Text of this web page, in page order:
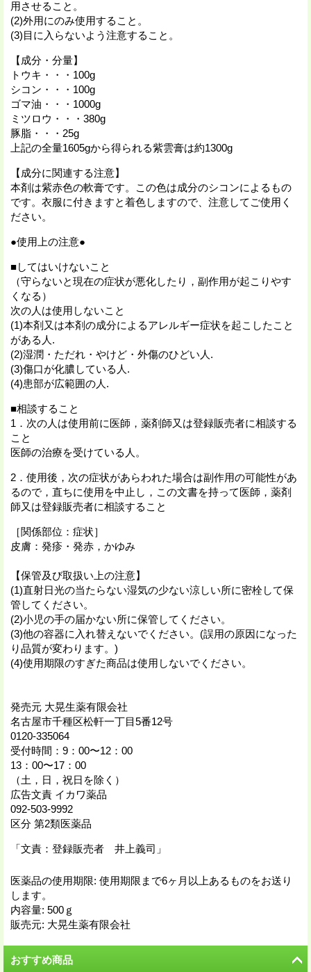
用させること。
(2)外用にのみ使用すること。
(3)目に入らないよう注意すること。
【成分・分量】
トウキ・・・100g
シコン・・・100g
ゴマ油・・・1000g
ミツロウ・・・380g
豚脂・・・25g
上記の全量1605gから得られる紫雲膏は約1300g
【成分に関連する注意】
本剤は紫赤色の軟膏です。この色は成分のシコンによるもの
です。衣服に付きますと着色しますので、注意してご使用く
ださい。
●使用上の注意●
■してはいけないこと
（守らないと現在の症状が悪化したり，副作用が起こりやす
くなる）
次の人は使用しないこと
(1)本剤又は本剤の成分によるアレルギー症状を起こしたこと
がある人.
(2)湿潤・ただれ・やけど・外傷のひどい人.
(3)傷口が化膿している人.
(4)患部が広範囲の人.
■相談すること
1．次の人は使用前に医師，薬剤師又は登録販売者に相談する
こと
医師の治療を受けている人。
2．使用後，次の症状があらわれた場合は副作用の可能性があ
るので，直ちに使用を中止し，この文書を持って医師，薬剤
師又は登録販売者に相談すること
［関係部位：症状］
皮膚：発疹・発赤，かゆみ
【保管及び取扱い上の注意】
(1)直射日光の当たらない湿気の少ない涼しい所に密栓して保
管してください。
(2)小児の手の届かない所に保管してください。
(3)他の容器に入れ替えないでください。(誤用の原因になった
り品質が変わります。)
(4)使用期限のすぎた商品は使用しないでください。
発売元 大晃生薬有限会社
名古屋市千種区松軒一丁目5番12号
0120-335064
受付時間：9：00〜12：00
13：00〜17：00
（土，日，祝日を除く）
広告文責 イカワ薬品
092-503-9992
区分 第2類医薬品
「文責：登録販売者 井上義司」
医薬品の使用期限: 使用期限まで6ヶ月以上あるものをお送り
します。
内容量: 500ｇ
販売元: 大晃生薬有限会社
おすすめ商品